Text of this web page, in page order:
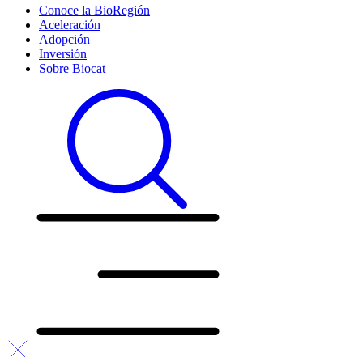
Conoce la BioRegión
Aceleración
Adopción
Inversión
Sobre Biocat